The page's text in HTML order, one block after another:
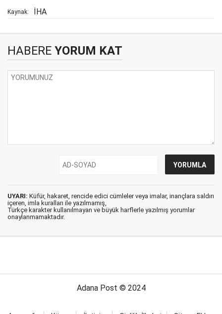
Kaynak: İHA
HABERE YORUM KAT
UYARI: Küfür, hakaret, rencide edici cümleler veya imalar, inançlara saldırı
içeren, imla kuralları ile yazılmamış,
Türkçe karakter kullanılmayan ve büyük harflerle yazılmış yorumlar
onaylanmamaktadır.
Adana Post © 2024